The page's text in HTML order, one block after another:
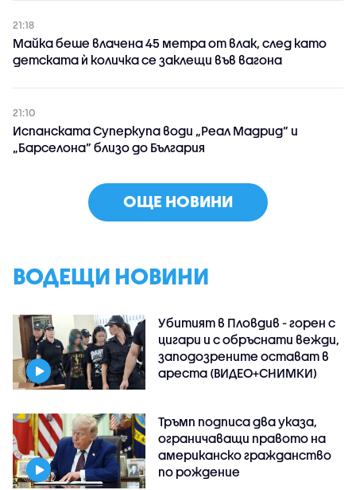
21:18
Майка беше влачена 45 метра от влак, след като
детската ѝ количка се заклещи във вагона
21:10
Испанската Суперкупа води „Реал Мадрид“ и
„Барселона“ близо до България
ОЩЕ НОВИНИ
ВОДЕЩИ НОВИНИ
Убитият в Пловдив - горен с
цигари и с обръснати вежди,
заподозрените остават в
ареста (ВИДЕО+СНИМКИ)
Тръмп подписа два указа,
ограничаващи правото на
американско гражданство
по рождение